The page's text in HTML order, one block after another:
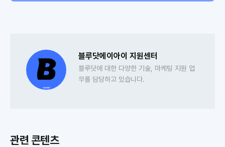
블루닷에이아이 지원센터
블루닷에 대한 다양한 기술, 마케팅 지원 업
무를 담당하고 있습니다.
관련 콘텐츠